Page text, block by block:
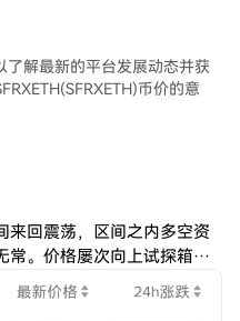
了解最新的平台发展动态并获
币价的意
来回震荡，区间之内多空资
常。价格屡次向上试探箱体
欠缺增量买盘加持，哆头后
难以延续